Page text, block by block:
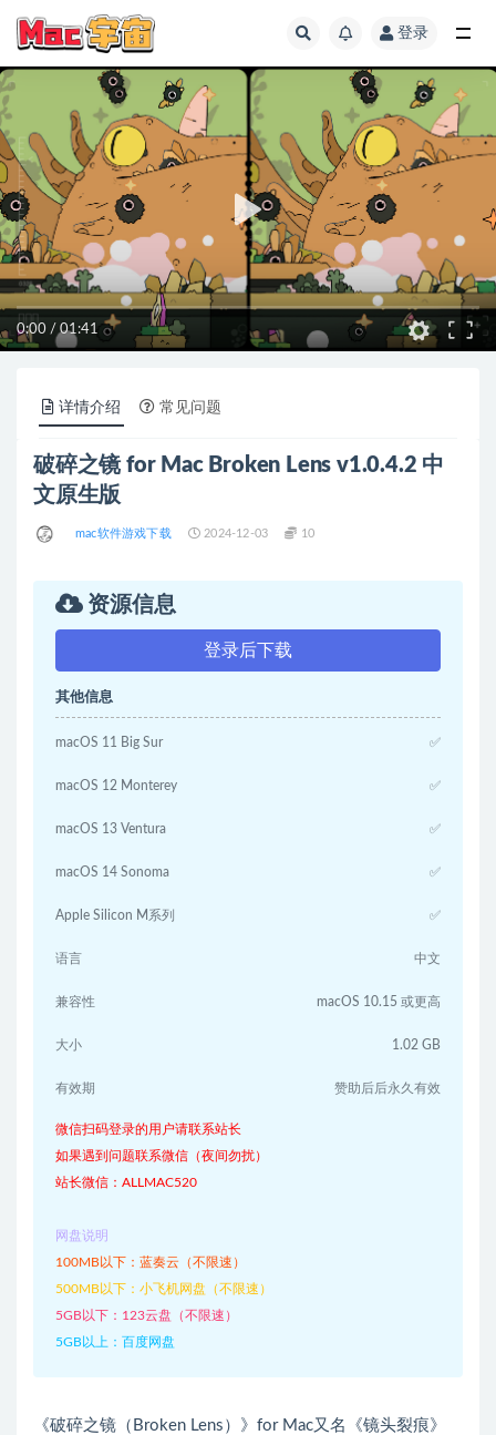
登录
0:00 /01:41
详情介绍 常见问题
破碎之镜 for Mac Broken Lens v1.0.4.2 中
文原生版
mac软件游戏下载 2024-12-03 10
资源信息
登录后下载
其他信息
macOS 11 Big Sur ✅
macOS 12 Monterey ✅
macOS 13 Ventura ✅
macOS 14 Sonoma ✅
Apple Silicon M系列 ✅
语言 中文
兼容性 macOS 10.15 或更高
大小 1.02 GB
有效期 赞助后后永久有效
微信扫码登录的用户请联系站长
如果遇到问题联系微信（夜间勿扰）
站长微信：ALLMAC520
网盘说明
100MB以下：蓝奏云（不限速）
500MB以下：小飞机网盘（不限速）
5GB以下：123云盘（不限速）
5GB以上：百度网盘
《破碎之镜（Broken Lens）》for Mac又名《镜头裂痕》